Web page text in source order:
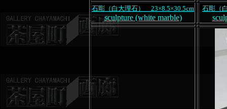
石彫（白大理石） 23×8.5×30.5cm
sculpture (white marble)
石彫（